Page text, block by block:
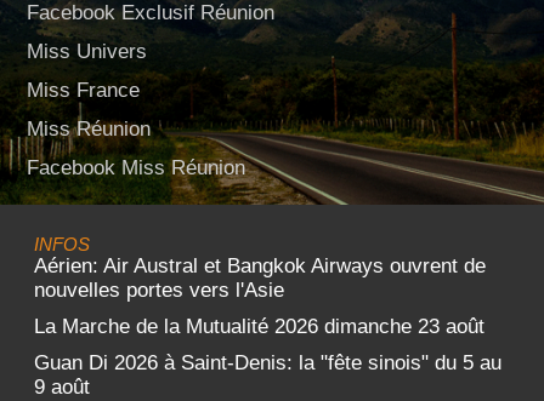
Facebook Exclusif Réunion
Miss Univers
Miss France
Miss Réunion
Facebook Miss Réunion
INFOS
Aérien: Air Austral et Bangkok Airways ouvrent de
nouvelles portes vers l'Asie
La Marche de la Mutualité 2026 dimanche 23 août
Guan Di 2026 à Saint-Denis: la "fête sinois" du 5 au
9 août